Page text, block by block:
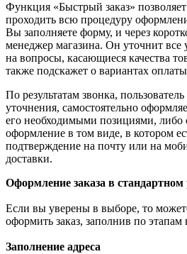
Функция «Быстрый заказ»
проходить всю процедуру
Вы заполняете форму, и через
менеджер магазина. Он уточнит все
на вопросы, касающиеся качества
также подскажет о вариантах
По результатам звонка,
уточнения, самостоятельно
его необходимыми позициями, либо
оформление в том виде, в котором
подтверждение на почту или на
доставки.
Оформление заказа в
Если вы уверены в выборе, то
оформить заказ, заполнив по
Заполнение адреса